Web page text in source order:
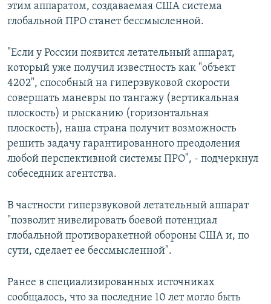
этим аппаратом, создаваемая США система
глобальной ПРО станет бессмысленной.
"Если у России появится летательный аппарат,
который уже получил известность как "объект
4202", способный на гиперзвуковой скорости
совершать маневры по тангажу (вертикальная
плоскость) и рысканию (горизонтальная
плоскость), наша страна получит возможность
решить задачу гарантированного преодоления
любой перспективной системы ПРО", - подчеркнул
собеседник агентства.
В частности гиперзвуковой летательный аппарат
"позволит нивелировать боевой потенциал
глобальной противоракетной обороны США и, по
сути, сделает ее бессмысленной".
Ранее в специализированных источниках
сообщалось, что за последние 10 лет могло быть